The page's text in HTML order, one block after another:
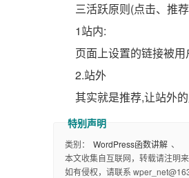
三活跃原则(点击、推
1站内:
页面上设置的链接被
2.站外
其实就是推荐,让站外
类别： WordPress函数讲解 、
本文收集自互联网，转载请注明来
如有侵权，请联系